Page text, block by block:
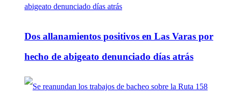
Dos allanamientos positivos en Las Varas por
hecho de abigeato denunciado días atrás